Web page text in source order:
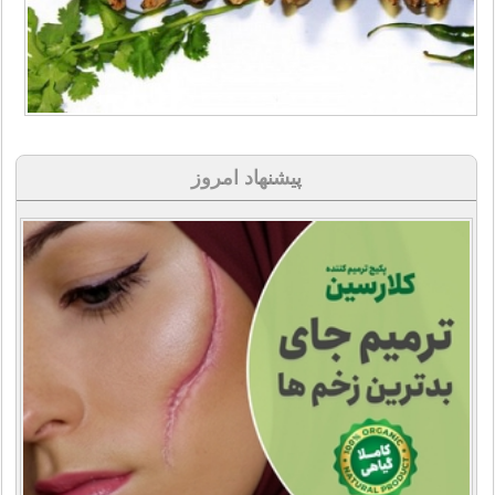
پیشنهاد امروز